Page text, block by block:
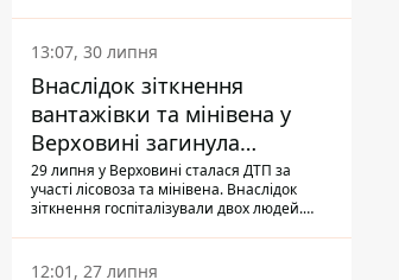
13:07, 30 липня
Внаслідок зіткнення
вантажівки та мінівена у
Верховині загинула
пасажирка, водійка - у
лікарні
29 липня у Верховині сталася ДТП за
участі лісовоза та мінівена. Внаслідок
зіткнення госпіталізували двох людей.
Також травми отримала водійка
12:01, 27 липня